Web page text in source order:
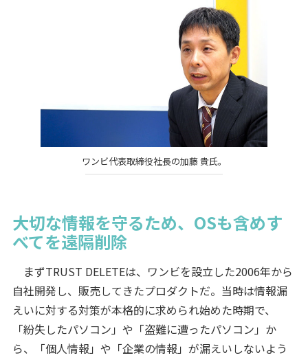
ワンビ代表取締役社長の加藤 貴氏。
大切な情報を守るため、OSも含めす
べてを遠隔削除
まずTRUST DELETEは、ワンビを設立した2006年から
自社開発し、販売してきたプロダクトだ。当時は情報漏
えいに対する対策が本格的に求められ始めた時期で、
「紛失したパソコン」や「盗難に遭ったパソコン」か
ら、「個人情報」や「企業の情報」が漏えいしないよう